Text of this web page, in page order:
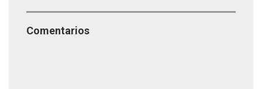
Comentarios